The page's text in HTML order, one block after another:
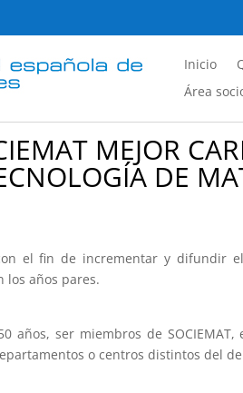
Inicio
Área
MEJOR
DE
el fin de incrementar y
los años pares.
años, ser miembros de
o centros distintos del